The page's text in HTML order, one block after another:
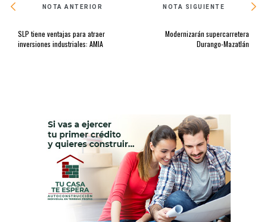
NOTA ANTERIOR
SLP tiene ventajas para atraer
inversiones industriales: AMIA
NOTA SIGUIENTE
Modernizarán supercarretera
Durango-Mazatlán